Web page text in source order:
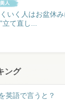
いく人はお盆休
立て直し...
ング
英語で言うと？